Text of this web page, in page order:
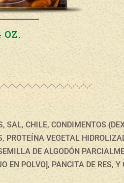
oz.
SAL, CHILE, CONDIMENTOS
PROTEÍNA VEGETAL
DE ALGODÓN
EN POLVO], PANCITA DE RES, Y